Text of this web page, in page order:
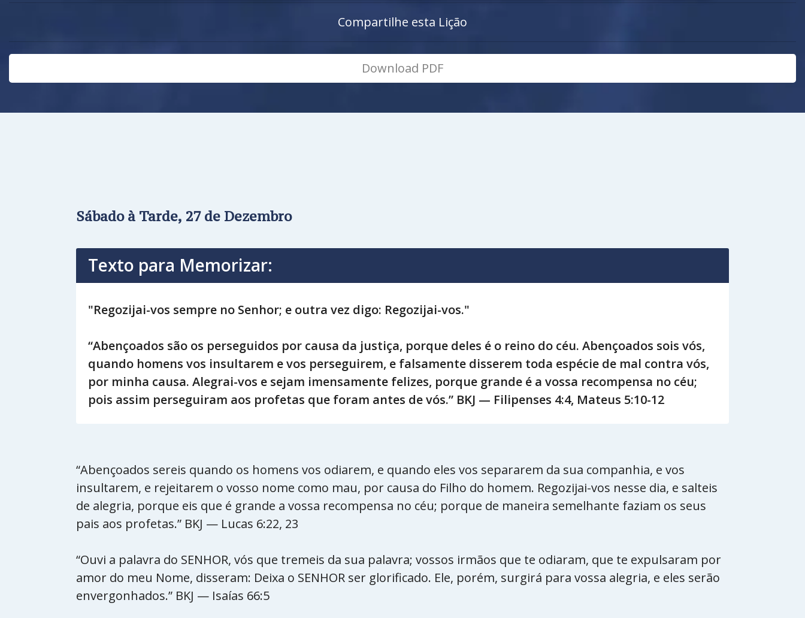
Compartilhe esta Lição
Download PDF
Sábado à Tarde, 27 de Dezembro
Texto para Memorizar:
"Regozijai-vos sempre no Senhor; e outra vez digo: Regozijai-vos."
“Abençoados são os perseguidos por causa da justiça, porque deles é o reino do céu. Abençoados sois vós,
quando homens vos insultarem e vos perseguirem, e falsamente disserem toda espécie de mal contra vós,
por minha causa. Alegrai-vos e sejam imensamente felizes, porque grande é a vossa recompensa no céu;
pois assim perseguiram aos profetas que foram antes de vós.” BKJ — Filipenses 4:4, Mateus 5:10-12
“Abençoados sereis quando os homens vos odiarem, e quando eles vos separarem da sua companhia, e vos
insultarem, e rejeitarem o vosso nome como mau, por causa do Filho do homem. Regozijai-vos nesse dia, e salteis
de alegria, porque eis que é grande a vossa recompensa no céu; porque de maneira semelhante faziam os seus
pais aos profetas.” BKJ — Lucas 6:22, 23
“Ouvi a palavra do SENHOR, vós que tremeis da sua palavra; vossos irmãos que te odiaram, que te expulsaram por
amor do meu Nome, disseram: Deixa o SENHOR ser glorificado. Ele, porém, surgirá para vossa alegria, e eles serão
envergonhados.” BKJ — Isaías 66:5